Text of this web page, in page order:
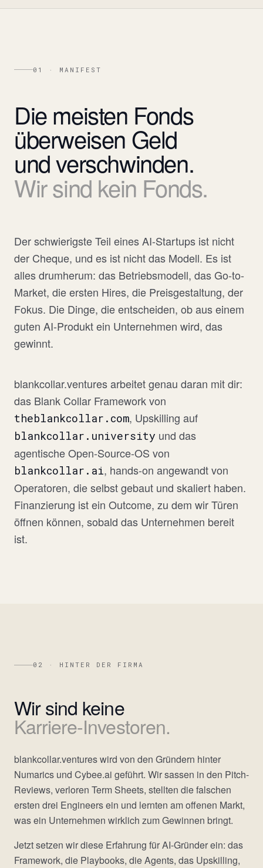
01 · MANIFEST
Diemeisten Fonds
überweisen Geld
undverschwinden.
Wirsind kein Fonds.
Der schwierigste Teil eines AI-Startups ist nicht
der Cheque, und es ist nicht das Modell. Es ist
alles drumherum: das Betriebsmodell, das Go-to-
Market, die ersten Hires, die Preisgestaltung, der
Fokus. Die Dinge, die entscheiden, ob aus einem
guten AI-Produkt ein Unternehmen wird, das
gewinnt.
blankcollar.ventures arbeitet genau daran mit dir:
das Blank Collar Framework von
theblankcollar.com, Upskilling auf
blankcollar.university und das
agentische Open-Source-OS von
blankcollar.ai, hands-on angewandt von
Operatoren, die selbst gebaut und skaliert haben.
Finanzierung ist ein Outcome, zu dem wir Türen
öffnen können, sobald das Unternehmen bereit
ist.
02 · HINTER DER FIRMA
Wir sind keine
Karriere-Investoren.
blankcollar.ventures wird von den Gründern hinter
Numarics und Cybee.ai geführt. Wir sassen in den Pitch-
Reviews, verloren Term Sheets, stellten die falschen
ersten drei Engineers ein und lernten am offenen Markt,
was ein Unternehmen wirklich zum Gewinnen bringt.
Jetzt setzen wir diese Erfahrung für AI-Gründer ein: das
Framework, die Playbooks, die Agents, das Upskilling,